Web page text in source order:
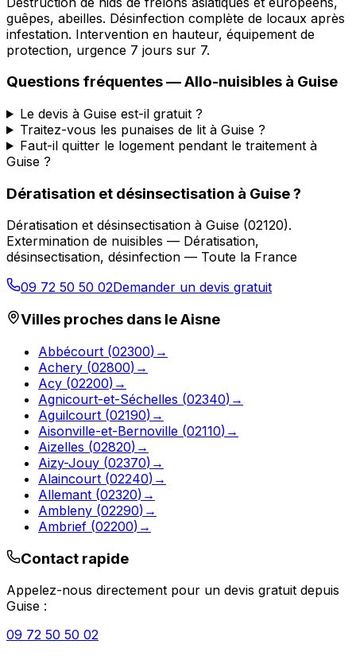
guêpes, abeilles. Désinfection complète de locaux après
infestation. Intervention en hauteur, équipement de
protection, urgence 7 jours sur 7.
Questions fréquentes —Allo-nuisibles à Guise
Le devis à Guise est-il gratuit ?
Traitez-vous les punaises de lit à Guise ?
Faut-il quitter le logement pendant le traitement à
Guise ?
Dératisation et désinsectisation à Guise?
Dératisation et désinsectisation à Guise (02120).
Extermination de nuisibles — Dératisation,
désinsectisation, désinfection — Toute la France
09 72 50 50 02Demander un devis gratuit
Villes proches dans leAisne
Abbécourt (02300) →
Achery (02800) →
Acy (02200) →
Agnicourt-et-Séchelles (02340) →
Aguilcourt (02190) →
Aisonville-et-Bernoville (02110) →
Aizelles (02820) →
Aizy-Jouy (02370) →
Alaincourt (02240) →
Allemant (02320) →
Ambleny (02290) →
Ambrief (02200) →
Contact rapide
Appelez-nous directement pour un devis gratuit depuis
Guise :
09 72 50 50 02